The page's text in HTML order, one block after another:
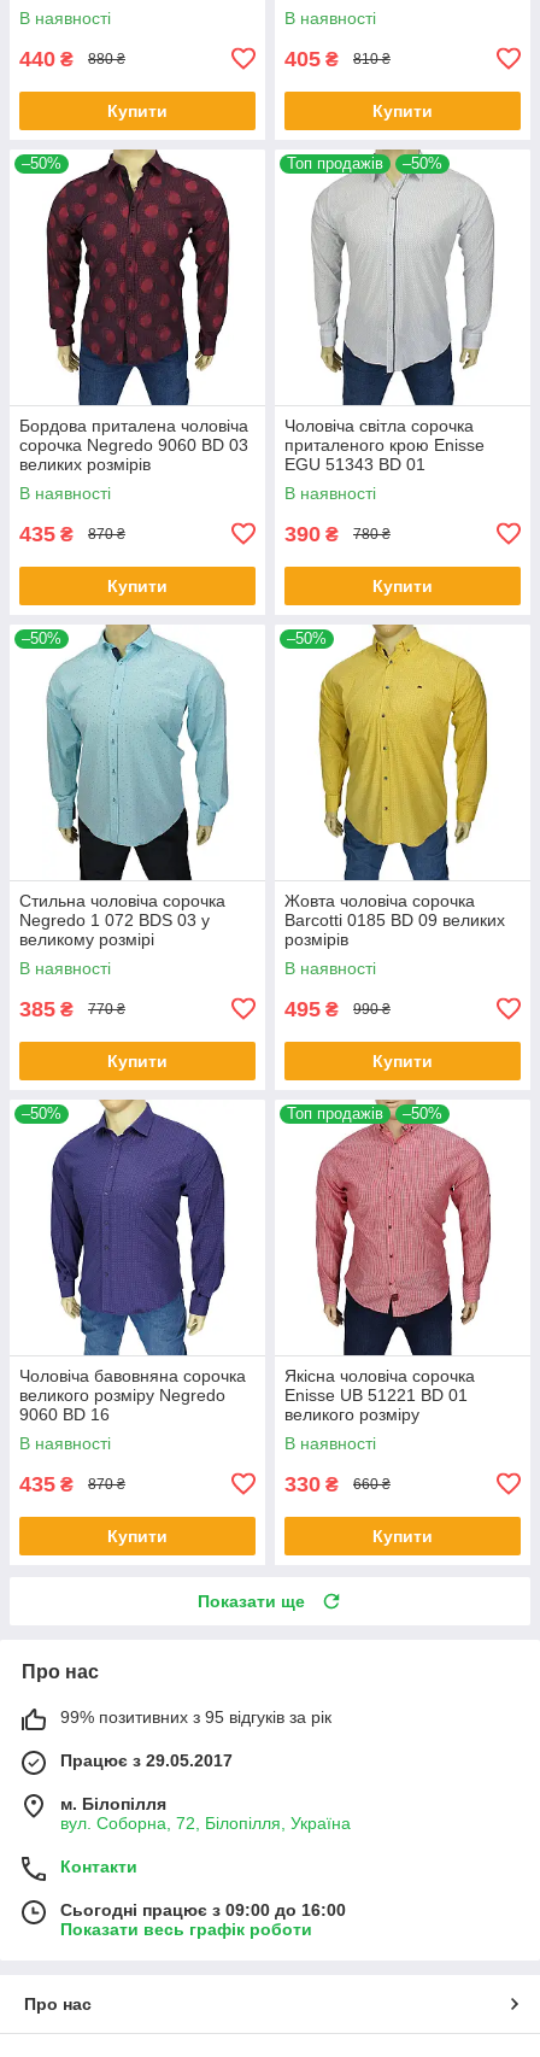
В наявності
440 ₴ 880 ₴
Купити
В наявності
405 ₴ 810 ₴
Купити
–50%
Бордова приталена чоловіча
сорочка Negredo 9060 BD 03
великих розмірів
В наявності
435 ₴ 870 ₴
Купити
Топ продажів –50%
Чоловіча світла сорочка
приталеного крою Еnisse
EGU 51343 BD 01
В наявності
390 ₴ 780 ₴
Купити
–50%
Стильна чоловіча сорочка
Negredo 1 072 BDS 03 у
великому розмірі
В наявності
385 ₴ 770 ₴
Купити
–50%
Жовта чоловіча сорочка
Barcotti 0185 BD 09 великих
розмірів
В наявності
495 ₴ 990 ₴
Купити
–50%
Чоловіча бавовняна сорочка
великого розміру Negredo
9060 BD 16
В наявності
435 ₴ 870 ₴
Купити
Топ продажів –50%
Якісна чоловіча сорочка
Еnisse UB 51221 BD 01
великого розміру
В наявності
330 ₴ 660 ₴
Купити
Показати ще
Про нас
99% позитивних з 95 відгуків за рік
Працює з 29.05.2017
м. Білопілля
вул. Соборна, 72, Білопілля, Україна
Контакти
Сьогодні працює з 09:00 до 16:00
Показати весь графік роботи
Про нас